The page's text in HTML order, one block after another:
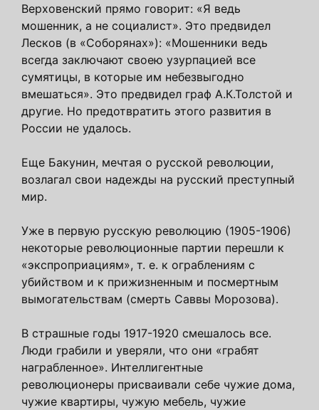
Верховенский прямо говорит: «Я ведь
мошенник, а не социалист». Это предвидел
Лесков (в «Соборянах»): «Мошенники ведь
всегда заключают своею узурпацией все
сумятицы, в которые им небезвыгодно
вмешаться». Это предвидел граф А.К.Толстой и
другие. Но предотвратить этого развития в
России не удалось.
Еще Бакунин, мечтая о русской революции,
возлагал свои надежды на русский преступный
мир.
Уже в первую русскую революцию (1905-1906)
некоторые революционные партии перешли к
«экспроприациям», т. е. к ограблениям с
убийством и к прижизненным и посмертным
вымогательствам (смерть Саввы Морозова).
В страшные годы 1917-1920 смешалось все.
Люди грабили и уверяли, что они «грабят
награбленное». Интеллигентные
революционеры присваивали себе чужие дома,
чужие квартиры, чужую мебель, чужие